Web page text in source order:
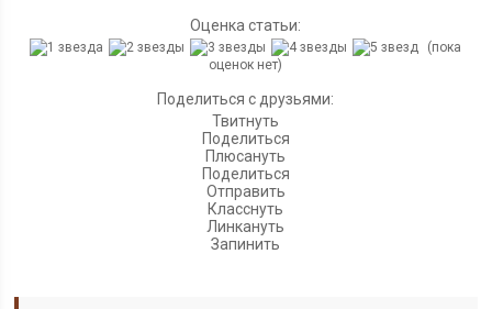
Оценка статьи:
(пока
оценок нет)
Поделиться с друзьями:
Твитнуть
Поделиться
Плюсануть
Поделиться
Отправить
Класснуть
Линкануть
Запинить